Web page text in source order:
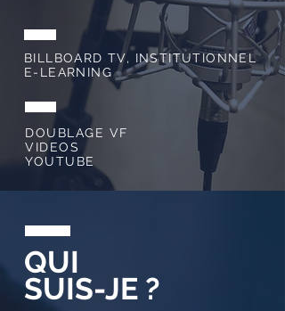
BILLBOARD TV, INSTITUTIONNEL
E-LEARNING
DOUBLAGE VF
VIDEOS
YOUTUBE
QUI
SUIS-JE ?